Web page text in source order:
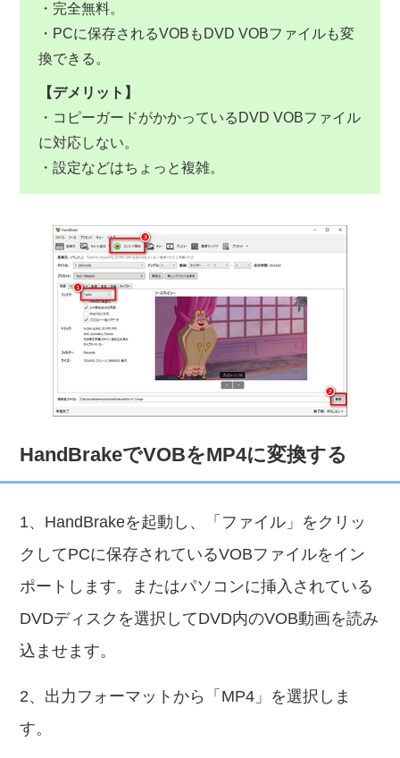
・完全無料。
・PCに保存されるVOBもDVD VOBファイルも変
換できる。
【デメリット】
・コピーガードがかかっているDVD VOBファイル
に対応しない。
・設定などはちょっと複雑。
HandBrakeでVOBをMP4に変換する
1、HandBrakeを起動し、「ファイル」をクリッ
クしてPCに保存されているVOBファイルをイン
ポートします。またはパソコンに挿入されている
DVDディスクを選択してDVD内のVOB動画を読み
込ませます。
2、出力フォーマットから「MP4」を選択しま
す。